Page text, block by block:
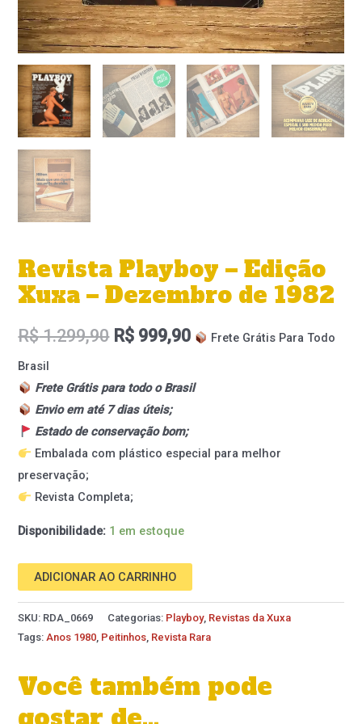
Revista Playboy – Edição
Xuxa – Dezembro de 1982
R$1.299,90 R$ 999,90
Frete Grátis Para Todo
Brasil
Frete Grátis para todo o Brasil
Envio em até 7 dias úteis;
Estado de conservação bom;
Embalada com plástico especial para melhor
preservação;
Revista Completa;
Disponibilidade: 1 em estoque
ADICIONAR AO CARRINHO
SKU: RDA_0669 Categorias: Playboy, Revistas da Xuxa
Tags: Anos 1980 Peitinhos Revista Rara
Você também pode